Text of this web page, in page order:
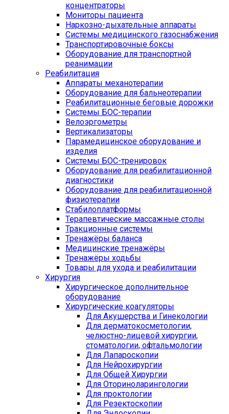
концентраторы
Мониторы пациента
Наркозно-дыхательные аппараты
Системы медицинского газоснабжения
Транспортировочные боксы
Оборудование для транспортной
реанимации
Реабилитация
Аппараты механотерапии
Оборудование для бальнеотерапии
Реабилитационные беговые дорожки
Системы БОС-терапии
Велоэргометры
Вертикализаторы
Парамедицинское оборудование и
изделия
Системы БОС-тренировок
Оборудование для реабилитационной
диагностики
Оборудование для реабилитационной
физиотерапии
Стабилоплатформы
Терапевтические массажные столы
Тракционные системы
Тренажёры баланса
Медицинские тренажёры
Тренажёры ходьбы
Товары для ухода и реабилитации
Хирургия
Хирургическое дополнительное
оборудование
Хирургические коагуляторы
Для Акушерства и Гинекологии
Для дерматокосметологии,
челюстно-лицевой хирургии,
стоматологии, офтальмологии
Для Лапароскопии
Для Нейрохирургии
Для Общей Хирургии
Для Оториноларингологии
Для проктологии
Для Резектоскопии